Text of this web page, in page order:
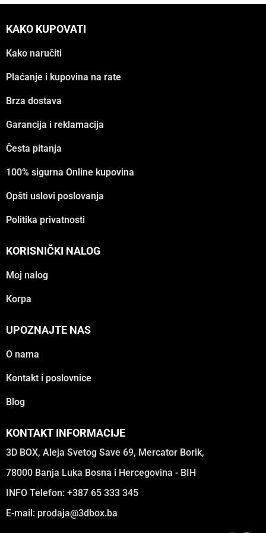
KAKO KUPOVATI
Kako naručiti
Plaćanje i kupovina na rate
Brza dostava
Garancija i reklamacija
Česta pitanja
100% sigurna Online kupovina
Opšti uslovi poslovanja
Politika privatnosti
KORISNIČKI NALOG
Moj nalog
Korpa
UPOZNAJTE NAS
O nama
Kontakt i poslovnice
Blog
KONTAKT INFORMACIJE
3D BOX, Aleja Svetog Save 69, Mercator Borik,
78000 Banja Luka Bosna i Hercegovina - BIH
INFO Telefon: +387 65 333 345
E-mail: prodaja@3dbox.ba